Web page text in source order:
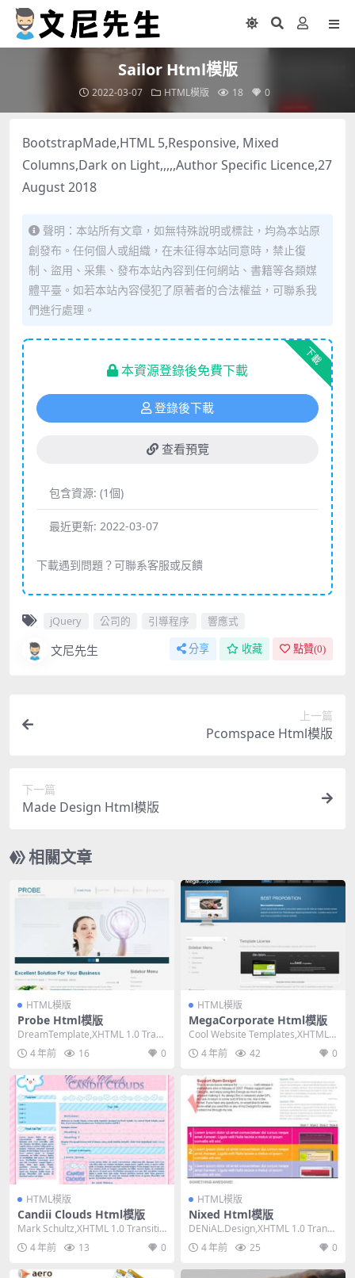
Sailor Html模版
2022-03-07 HTML模版 18 0
BootstrapMade,HTML 5,Responsive, Mixed
Columns,Dark on Light,,,,,Author Specific Licence,27
August 2018
聲明：本站所有文章，如無特殊說明或標註，均為本站原
創發布。任何個人或組織，在未征得本站同意時，禁止復
制、盜用、采集、發布本站內容到任何網站、書籍等各類媒
體平臺。如若本站內容侵犯了原著者的合法權益，可聯系我
們進行處理。
下載
本資源登錄後免費下載
登錄後下載
查看預覽
包含資源: (1個)
最近更新: 2022-03-07
下載遇到問題？可聯系客服或反饋
jQuery 公司的 引導程序 響應式
文尼先生 分享 收藏 點贊(0)
上一篇
Pcomspace Html模版
下一篇
Made Design Html模版
相關文章
HTML模版
Probe Html模版
DreamTemplate,XHTML 1.0 Trans
itional,Fix...
4 年前 16 0
HTML模版
MegaCorporate Html模版
Cool Website Templates,XHTML
1.0 Transit...
4 年前 42 0
HTML模版
Candii Clouds Html模版
Mark Schultz,XHTML 1.0 Transitio
nal,Fixe...
4 年前 13 0
HTML模版
Nixed Html模版
DENiAL.Design,XHTML 1.0 Transit
ional,Fix...
4 年前 25 0